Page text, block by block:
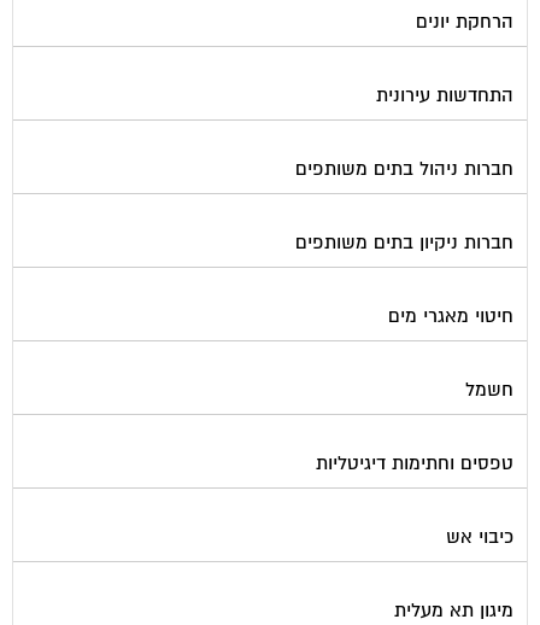
הרחקת יונים
התחדשות עירונית
חברות ניהול בתים משותפים
חברות ניקיון בתים משותפים
חיטוי מאגרי מים
חשמל
טפסים וחתימות דיגיטליות
כיבוי אש
מיגון תא מעלית